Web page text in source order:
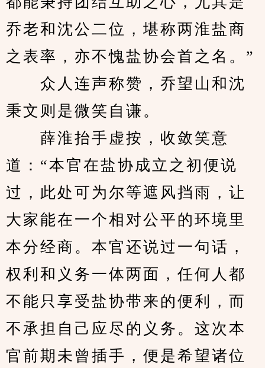
乔老和沈公二位，堪称两淮盐商
之表率，亦不愧盐协会首之名。”
众人连声称赞，乔望山和沈
秉文则是微笑自谦。
薛淮抬手虚按，收敛笑意
道：“本官在盐协成立之初便说
过，此处可为尔等遮风挡雨，让
大家能在一个相对公平的环境里
本分经商。本官还说过一句话，
权利和义务一体两面，任何人都
不能只享受盐协带来的便利，而
不承担自己应尽的义务。这次本
官前期未曾插手，便是希望诸位